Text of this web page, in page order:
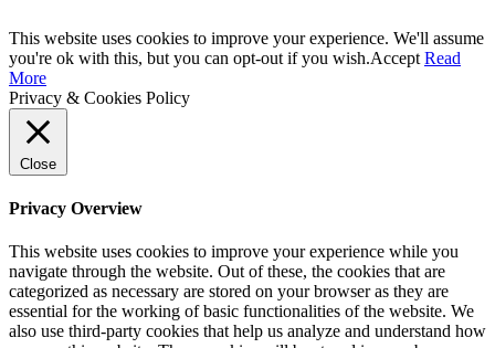
This website uses cookies to improve your experience. We'll assume
you're ok with this, but you can opt-out if you wish.Accept Read
More
Privacy & Cookies Policy
Close
Privacy Overview
This website uses cookies to improve your experience while you
navigate through the website. Out of these, the cookies that are
categorized as necessary are stored on your browser as they are
essential for the working of basic functionalities of the website. We
also use third-party cookies that help us analyze and understand how